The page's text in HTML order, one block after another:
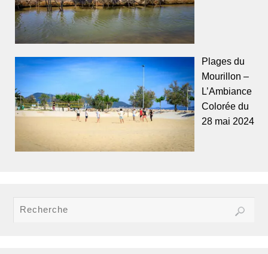
Plages du
Mourillon –
L’Ambiance
Colorée du
28 mai 2024